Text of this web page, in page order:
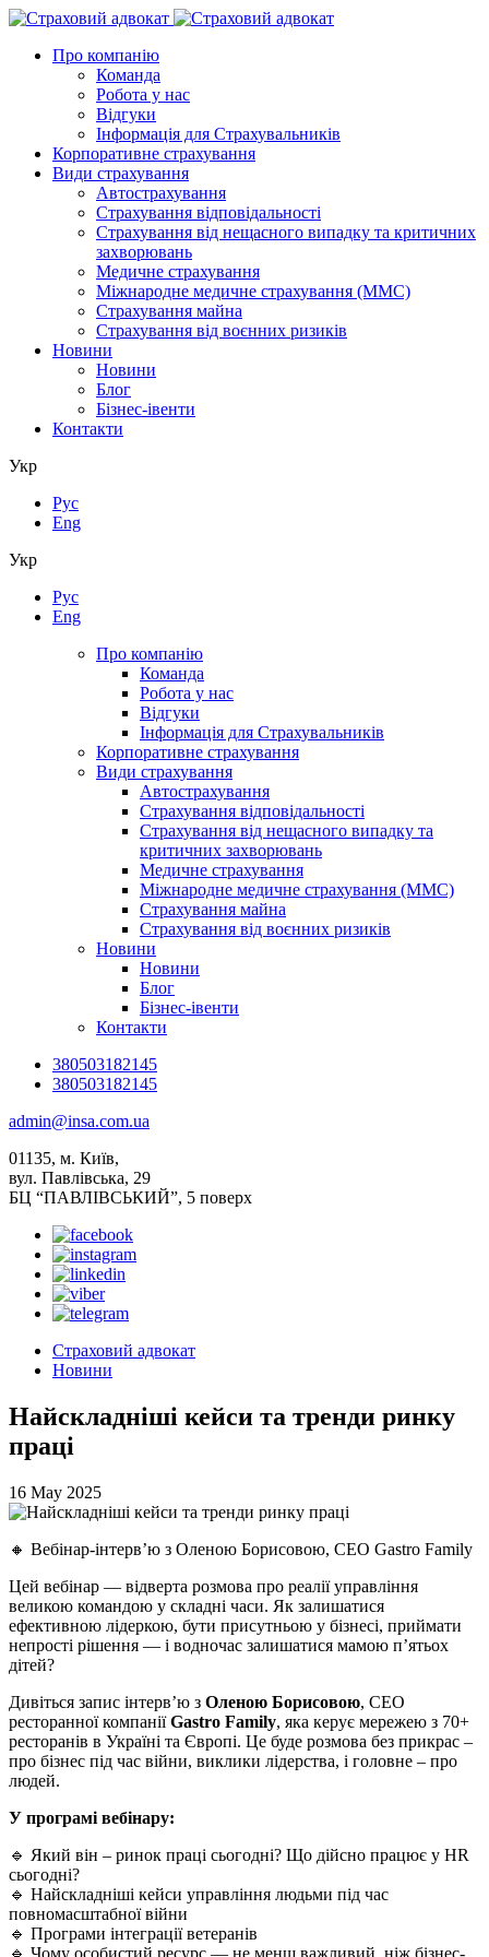
Про компанію
Команда
Робота у нас
Відгуки
Інформація для Страхувальників
Корпоративне страхування
Види страхування
Автострахування
Страхування відповідальності
Страхування від нещасного випадку та критичних
захворювань
Медичне страхування
Міжнародне медичне страхування (ММС)
Страхування майна
Страхування від воєнних ризиків
Новини
Новини
Блог
Бізнес-івенти
Контакти
Укр
Рус
Eng
Укр
Рус
Eng
Про компанію
Команда
Робота у нас
Відгуки
Інформація для Страхувальників
Корпоративне страхування
Види страхування
Автострахування
Страхування відповідальності
Страхування від нещасного випадку та
критичних захворювань
Медичне страхування
Міжнародне медичне страхування (ММС)
Страхування майна
Страхування від воєнних ризиків
Новини
Новини
Блог
Бізнес-івенти
Контакти
380503182145
380503182145
admin@insa.com.ua
01135, м. Київ,
вул. Павлівська, 29
БЦ “ПАВЛІВСЬКИЙ”, 5 поверх
Страховий адвокат
Новини
Найскладніші кейси та тренди ринку
праці
16 May 2025
🔸 Вебінар-інтерв’ю з Оленою Борисовою, CEO Gastro Family
Цей вебінар — відверта розмова про реалії управління
великою командою у складні часи. Як залишатися
ефективною лідеркою, бути присутньою у бізнесі, приймати
непрості рішення — і водночас залишатися мамою п’ятьох
дітей?
Дивіться запис інтерв’ю з Оленою Борисовою, CEO
ресторанної компаніїGastro Family, яка керує мережею з 70+
ресторанів в Україні та Європі. Це буде розмова без прикрас –
про бізнес під час війни, виклики лідерства, і головне – про
людей.
У програмі вебінару:
🔹 Який він – ринок праці сьогодні? Що дійсно працює у HR
сьогодні?
🔹 Найскладніші кейси управління людьми під час
повномасштабної війни
🔹 Програми інтеграції ветеранів
🔹 Чому особистий ресурс — не менш важливий, ніж бізнес-